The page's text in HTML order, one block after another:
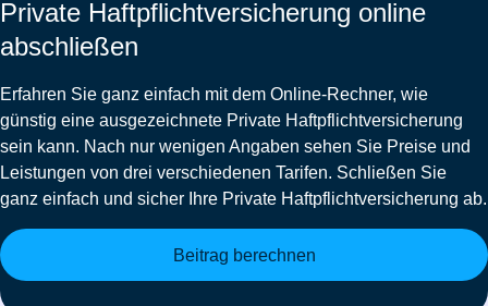
Private Haftpflichtversicherung online
abschließen
Erfahren Sie ganz einfach mit dem Online-Rechner, wie
günstig eine ausgezeichnete Private Haftpflichtversicherung
sein kann. Nach nur wenigen Angaben sehen Sie Preise und
Leistungen von drei verschiedenen Tarifen. Schließen Sie
ganz einfach und sicher Ihre Private Haftpflichtversicherung ab.
Beitrag berechnen